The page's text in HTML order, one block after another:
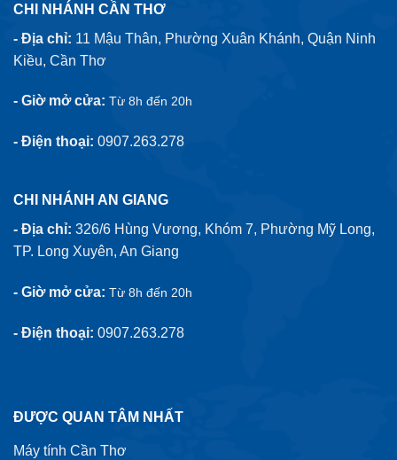
CHI NHÁNH CẦN THƠ
- Địa chỉ: 11 Mậu Thân, Phường Xuân Khánh, Quận Ninh
Kiều, Cần Thơ
- Giờ mở cửa: Từ 8h đến 20h
- Điện thoại: 0907.263.278
CHI NHÁNH AN GIANG
- Địa chỉ: 326/6 Hùng Vương, Khóm 7, Phường Mỹ Long,
TP. Long Xuyên, An Giang
- Giờ mở cửa: Từ 8h đến 20h
- Điện thoại: 0907.263.278
ĐƯỢC QUAN TÂM NHẤT
Máy tính Cần Thơ